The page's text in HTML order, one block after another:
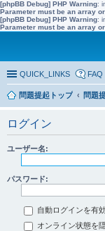
[phpBB Debug] PHP Warning:
Parameter must be an array
[phpBB Debug] PHP Warning:
Parameter must be an array
QUICK_LINKS FAQ
問題提起トップ
問題
ログイン
ユーザー名:
パスワード:
自動ログインを有
オンライン状態を